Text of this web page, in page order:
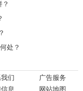
？
处？
们
广告服务
息 网站地图